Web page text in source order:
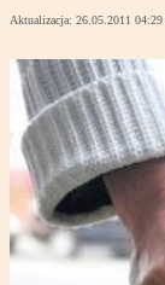
Aktualizacja: 26.05.2011 04:29